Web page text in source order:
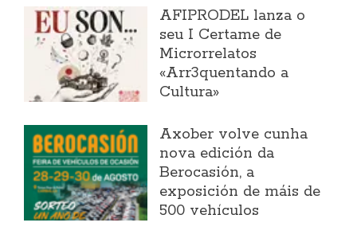
AFIPRODEL lanza o
seu I Certame de
Microrrelatos
«Arr3quentando a
Cultura»
Axober volve cunha
nova edición da
Berocasión, a
exposición de máis de
500 vehículos